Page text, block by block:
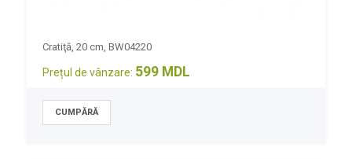
Cratiţă, 20 cm, BW04220
Prețul de vânzare: 599 MDL